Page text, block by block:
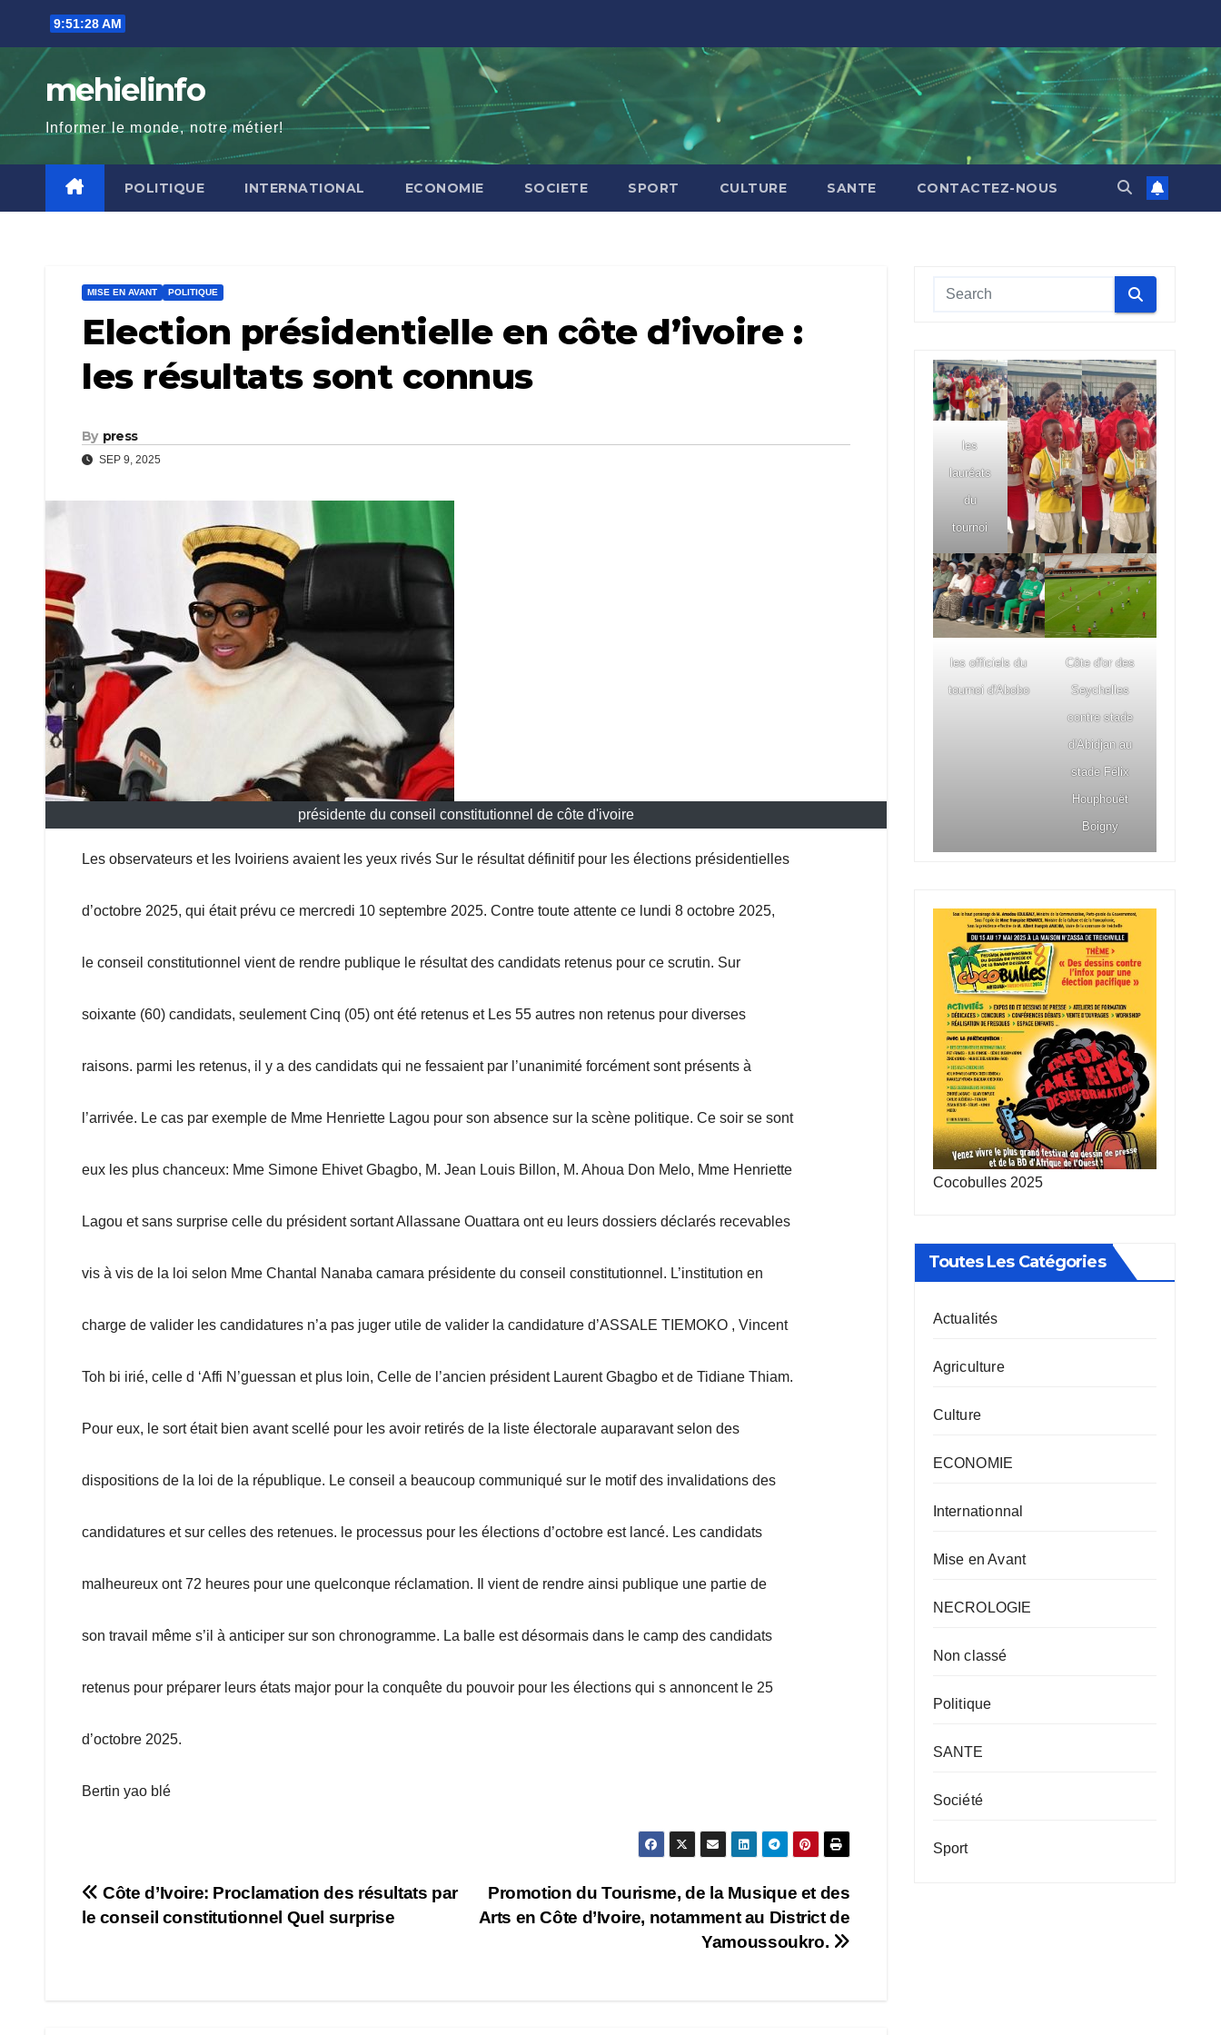
content
9:51:29 AM
mehielinfo
Informer le monde, notre métier!
POLITIQUE INTERNATIONAL ECONOMIE SOCIETE SPORT CULTURE SANTE CONTACTEZ-NOUS
MISE EN AVANT POLITIQUE
Election présidentielle en côte d’ivoire :
les résultats sont connus
By press
SEP 9, 2025
présidente du conseil constitutionnel de côte d'ivoire
Les observateurs et les Ivoiriens avaient les yeux rivés Sur le résultat définitif pour les élections présidentielles
d’octobre 2025, qui était prévu ce mercredi 10 septembre 2025. Contre toute attente ce lundi 8 octobre 2025,
le conseil constitutionnel vient de rendre publique le résultat des candidats retenus pour ce scrutin. Sur
soixante (60) candidats, seulement Cinq (05) ont été retenus et Les 55 autres non retenus pour diverses
raisons. parmi les retenus, il y a des candidats qui ne fessaient par l’unanimité forcément sont présents à
l’arrivée. Le cas par exemple de Mme Henriette Lagou pour son absence sur la scène politique. Ce soir se sont
eux les plus chanceux: Mme Simone Ehivet Gbagbo, M. Jean Louis Billon, M. Ahoua Don Melo, Mme Henriette
Lagou et sans surprise celle du président sortant Allassane Ouattara ont eu leurs dossiers déclarés recevables
vis à vis de la loi selon Mme Chantal Nanaba camara présidente du conseil constitutionnel. L’institution en
charge de valider les candidatures n’a pas juger utile de valider la candidature d’ASSALE TIEMOKO , Vincent
Toh bi irié, celle d ‘Affi N’guessan et plus loin, Celle de l’ancien président Laurent Gbagbo et de Tidiane Thiam.
Pour eux, le sort était bien avant scellé pour les avoir retirés de la liste électorale auparavant selon des
dispositions de la loi de la république. Le conseil a beaucoup communiqué sur le motif des invalidations des
candidatures et sur celles des retenues. le processus pour les élections d’octobre est lancé. Les candidats
malheureux ont 72 heures pour une quelconque réclamation. Il vient de rendre ainsi publique une partie de
son travail même s’il à anticiper sur son chronogramme. La balle est désormais dans le camp des candidats
retenus pour préparer leurs états major pour la conquête du pouvoir pour les élections qui s annoncent le 25
d’octobre 2025.
Bertin yao blé
Navigation
Promotion du Tourisme, de la Musique et des
Arts en Côte d’Ivoire, notamment au District de
Yamoussoukro.
Côte d’Ivoire: Proclamation des résultats par
le conseil constitutionnel Quel surprise
les
lauréats
du
tournoi
les officiels du
tournoi d'Abobo
Côte d'or des
Seychelles
contre stade
d'Abidjan au
stade Félix
Houphouët
Boigny
Cocobulles 2025
Toutes Les Catégories
Actualités
Agriculture
Culture
ECONOMIE
Internationnal
Mise en Avant
NECROLOGIE
Non classé
Politique
SANTE
Société
Sport